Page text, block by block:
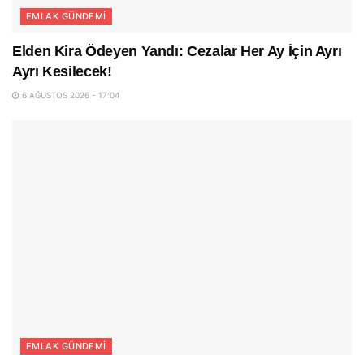
EMLAK GÜNDEMI
Elden Kira Ödeyen Yandı: Cezalar Her Ay İçin Ayrı
Ayrı Kesilecek!
6 AĞUSTOS 2026 - 17:04
EMLAK GÜNDEMI